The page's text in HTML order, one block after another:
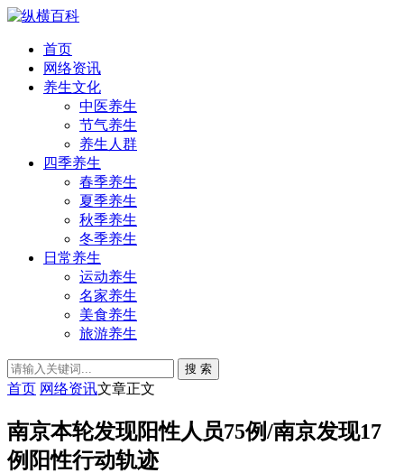
首页
网络资讯
养生文化
中医养生
节气养生
养生人群
四季养生
春季养生
夏季养生
秋季养生
冬季养生
日常养生
运动养生
名家养生
美食养生
旅游养生
搜 索
首页 网络资讯文章正文
南京本轮发现阳性人员75例/南京发现17
例阳性行动轨迹